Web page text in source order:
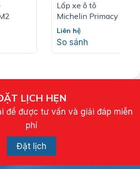
Lốp xe ô tô
Michelin Primacy 4
SUV
Liên hệ
So sánh
LỊCH HẸN
để được tư vấn và giải đáp miễn
phí
Đặt lịch